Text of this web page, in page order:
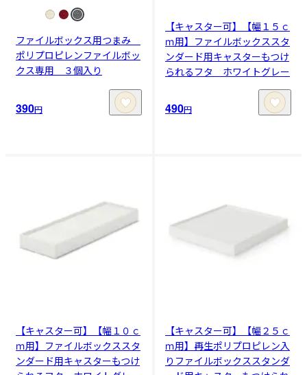
ファイルボックス用つまみ
ポリプロピレンファイルボッ
クス専用 ３個入り
390円
【キャスター可】【幅１５ｃ
ｍ用】ファイルボックススタ
ンダード用キャスターもつけ
られるフタ ホワイトグレー
490円
【キャスター可】【幅１０ｃ
ｍ用】ファイルボックススタ
ンダード用キャスターもつけ
【キャスター可】【幅２５ｃ
ｍ用】再生ポリプロピレン入
りファイルボックススタンダ